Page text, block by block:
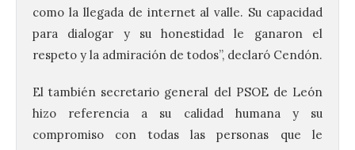
como la llegada de internet al valle. Su capacidad
para dialogar y su honestidad le ganaron el
respeto y la admiración de todos”, declaró Cendón.
El también secretario general del PSOE de León
hizo referencia a su calidad humana y su
compromiso con todas las personas que le
La UPSA impulsa la
creación musical con el I
Composición Coral Sacra
8 Ago 2026